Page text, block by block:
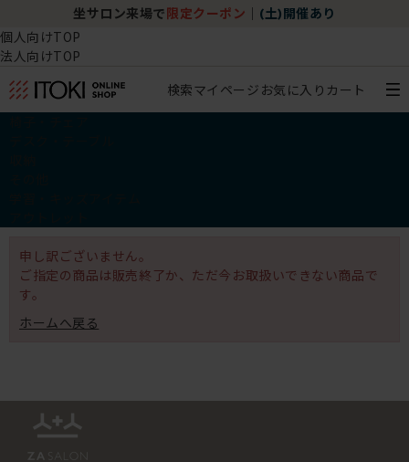
坐サロン来場で 限定クーポン (土)開催あり
個人向けTOP
法人向けTOP
検索マイページ お気に入り カート
申し訳ございません。
ご指定の商品は販売終了か、ただ今お取扱いできない商品で
す。
ホームへ戻る